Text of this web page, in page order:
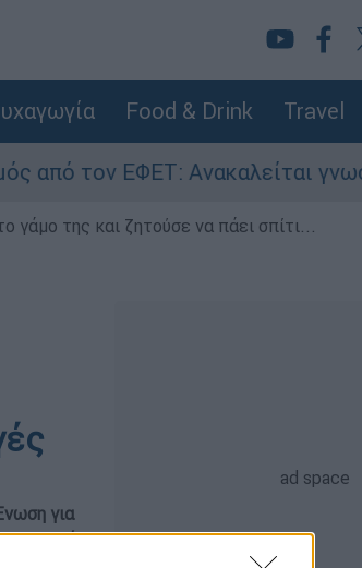
Food & Drink Travel
τον ΕΦΕΤ: Ανακαλείται γνωστή
της και ζητούσε να πάει σπίτι...
για